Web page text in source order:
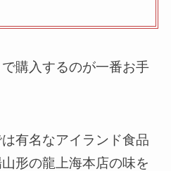
購入するのが一番お手
有名なアイランド食品
形の龍上海本店の味を